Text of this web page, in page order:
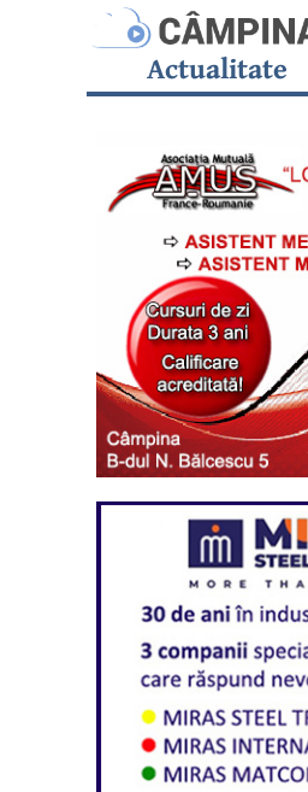
Actualitate